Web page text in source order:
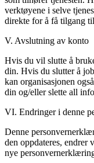
verktøyene i selve
direkte for å få tilgang
V. Avslutning av konto
Hvis du vil slutte å
din. Hvis du slutter å
kan organisasjonen
din og/eller slette all
VI. Endringer i denne
Denne
den oppdateres, endrer
nye